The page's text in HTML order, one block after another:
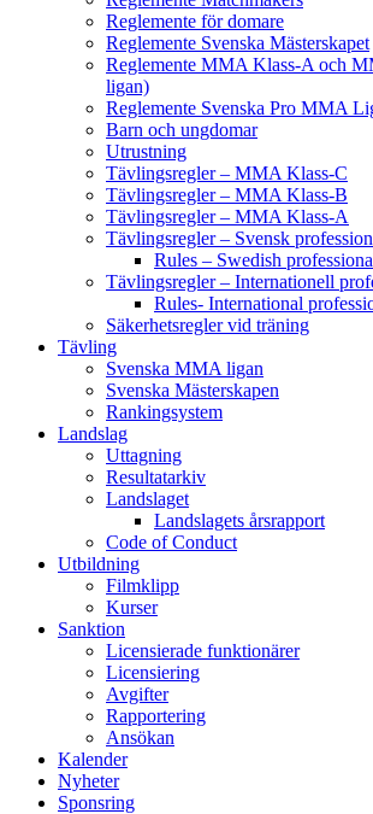
Reglemente för domare
Reglemente Svenska Mästerskapet
Reglemente MMA Klass-A och
ligan)
Reglemente Svenska Pro MMA
Barn och ungdomar
Utrustning
Tävlingsregler – MMA Klass-C
Tävlingsregler – MMA Klass-B
Tävlingsregler – MMA Klass-A
Tävlingsregler – Svensk
Rules – Swedish
Tävlingsregler – Internationell
Rules- International
Säkerhetsregler vid träning
Tävling
Svenska MMA ligan
Svenska Mästerskapen
Rankingsystem
Landslag
Uttagning
Resultatarkiv
Landslaget
Landslagets årsrapport
Code of Conduct
Utbildning
Filmklipp
Kurser
Sanktion
Licensierade funktionärer
Licensiering
Avgifter
Rapportering
Ansökan
Kalender
Nyheter
Sponsring